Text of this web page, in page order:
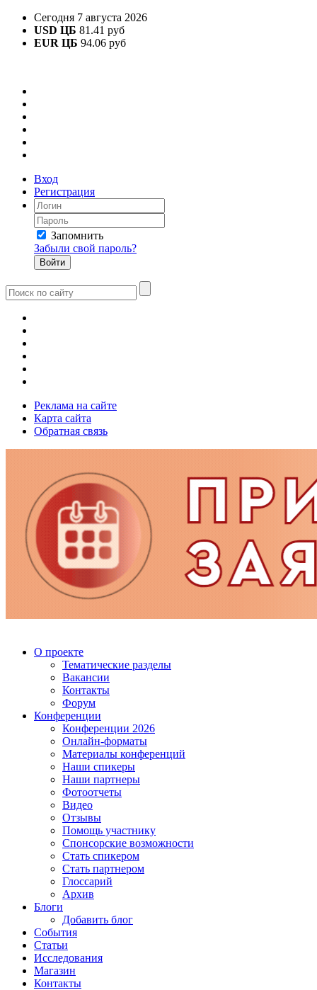
Сегодня 7 августа 2026
USD ЦБ 81.41 руб
EUR ЦБ 94.06 руб
Вход
Регистрация
Запомнить
Забыли свой пароль?
Реклама на сайте
Карта сайта
Обратная связь
О проекте
Тематические разделы
Вакансии
Контакты
Форум
Конференции
Конференции 2026
Онлайн-форматы
Материалы конференций
Наши спикеры
Наши партнеры
Фотоотчеты
Видео
Отзывы
Помощь участнику
Спонсорские возможности
Стать спикером
Стать партнером
Глоссарий
Архив
Блоги
Добавить блог
События
Статьи
Исследования
Магазин
Контакты